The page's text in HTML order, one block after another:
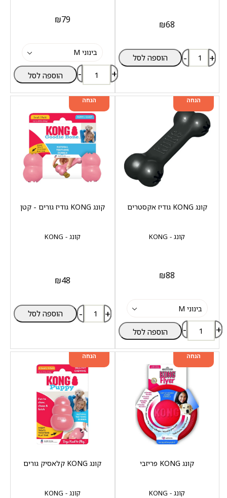
₪68
- + הוספה לסל
₪79
- + הוספה לסל
מוצר שני ב-20%
הנחה
קונג - KONG
קונג KONG גודיז אקסטרים
₪88
- + הוספה לסל
מוצר שני ב-20%
הנחה
קונג - KONG
קונג KONG גודיז גורים - קטן
₪48
- + הוספה לסל
מוצר שני ב-20%
הנחה
קונג - KONG
קונג KONG פריזבי
מוצר שני ב-20%
הנחה
קונג - KONG
קונג KONG קלאסיק גורים